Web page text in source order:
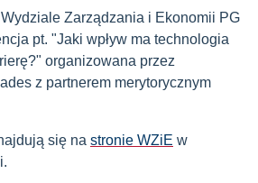
Zarządzania i Ekonomii PG
pt. "Jaki wpływ ma technologia
organizowana przez
z partnerem merytorycznym
się na stronie WZiE w